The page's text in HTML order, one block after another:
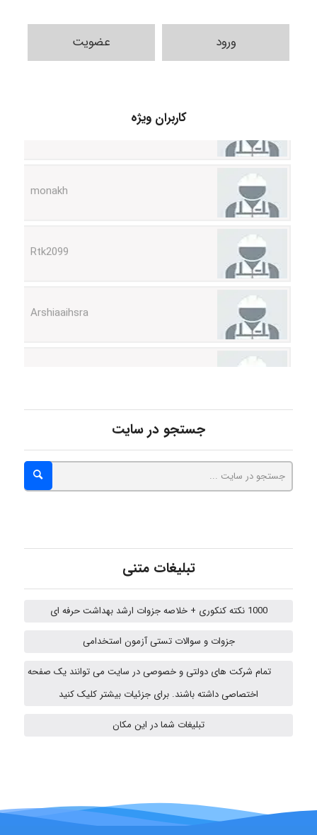
ورود عضویت
کاربران ویژه
arman.m
shbnm72
جستجو در سایت
تبلیغات متنی
1000 نکته کنکوری + خلاصه جزوات ارشد بهداشت حرفه ای
جزوات و سوالات تستی آزمون استخدامی
تمام شرکت های دولتی و خصوصی در سایت می توانند یک صفحه
اختصاصی داشته باشند. برای جزئیات بیشتر کلیک کنید
تبلیغات شما در این مکان